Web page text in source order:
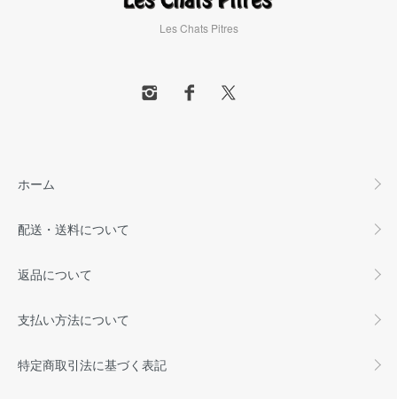
Les Chats Pitres
ホーム
配送・送料について
返品について
支払い方法について
特定商取引法に基づく表記